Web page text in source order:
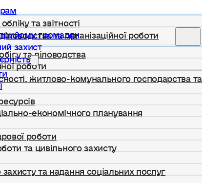
та звітності
та організаційної роботи
та діловодства
роботи
житлово-комунального господарства та
економічного планування
роботи
та цивільного захисту
та надання соціальних послуг
громадян
захист